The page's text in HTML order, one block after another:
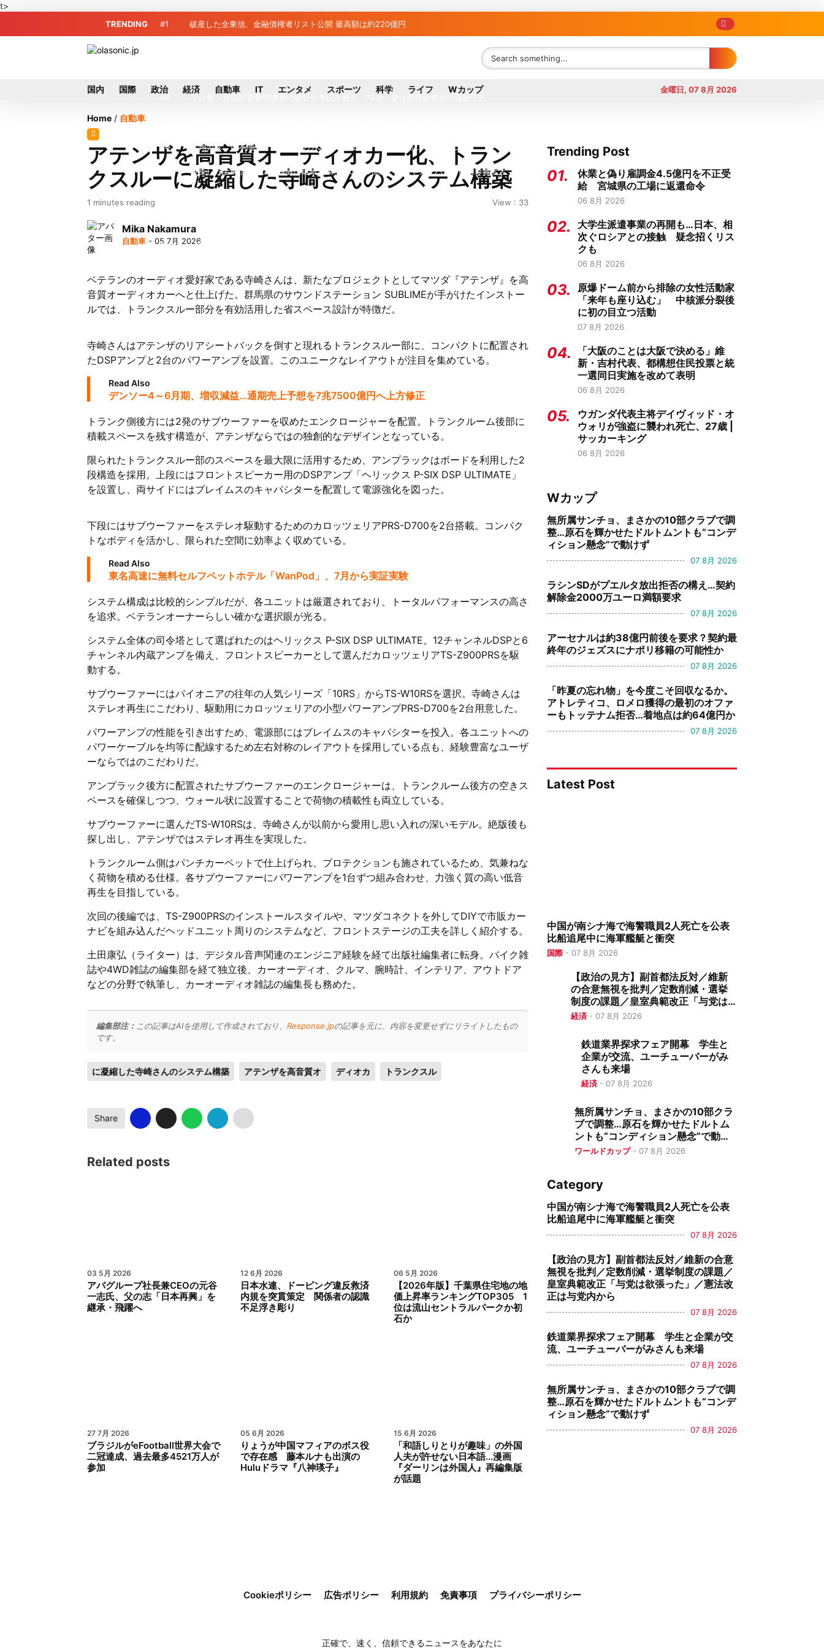
t>
TRENDING #1 破産した全東信、金融債権者リスト公開 最高額は約220億円
破産した全東信、債権者63金融機関リスト判明 銀行が半数、最大は近畿産業信組
#6 九州ガス、熊本地震で八代地区のガス供給停止 「2次災害防止」を理由に
破産した全東信、最大債権者は近畿産業信組の219億円 地銀やノンバンクにも影響拡大
#10 破産したカード決済代行大手「全東信」債権者リスト公開、金融機関63者の負債総額は1151億円
国内 国際 政治 経済 自動車 IT エンタメ スポーツ 科学 ライフ Wカップ 金曜日, 07 8月 2026
Home / 自動車
アテンザを高音質オーディオカー化、トラン
クスルーに凝縮した寺崎さんのシステム構築
1 minutes reading View : 33
Mika Nakamura
自動車 - 05 7月 2026
ベテランのオーディオ愛好家である寺崎さんは、新たなプロジェクトとしてマツダ『アテンザ』を高
音質オーディオカーへと仕上げた。群馬県のサウンドステーション SUBLIMEが手がけたインストー
ルでは、トランクスルー部分を有効活用した省スペース設計が特徴だ。
寺崎さんはアテンザのリアシートバックを倒すと現れるトランクスルー部に、コンパクトに配置され
たDSPアンプと2台のパワーアンプを設置。このユニークなレイアウトが注目を集めている。
Read Also
デンソー4～6月期、増収減益…通期売上予想を7兆7500億円へ上方修正
トランク側後方には2発のサブウーファーを収めたエンクロージャーを配置。トランクルーム後部に
積載スペースを残す構造が、アテンザならではの独創的なデザインとなっている。
限られたトランクスルー部のスペースを最大限に活用するため、アンプラックはボードを利用した2
段構造を採用。上段にはフロントスピーカー用のDSPアンプ「ヘリックス P-SIX DSP ULTIMATE」
を設置し、両サイドにはブレイムスのキャパシターを配置して電源強化を図った。
下段にはサブウーファーをステレオ駆動するためのカロッツェリアPRS-D700を2台搭載。コンパク
トなボディを活かし、限られた空間に効率よく収めている。
Read Also
東名高速に無料セルフペットホテル「WanPod」、7月から実証実験
システム構成は比較的シンプルだが、各ユニットは厳選されており、トータルパフォーマンスの高さ
を追求。ベテランオーナーらしい確かな選択眼が光る。
システム全体の司令塔として選ばれたのはヘリックス P-SIX DSP ULTIMATE。12チャンネルDSPと6
チャンネル内蔵アンプを備え、フロントスピーカーとして選んだカロッツェリアTS-Z900PRSを駆
動する。
サブウーファーにはパイオニアの往年の人気シリーズ「10RS」からTS-W10RSを選択。寺崎さんは
ステレオ再生にこだわり、駆動用にカロッツェリアの小型パワーアンプPRS-D700を2台用意した。
パワーアンプの性能を引き出すため、電源部にはブレイムスのキャパシターを投入。各ユニットへの
パワーケーブルを均等に配線するため左右対称のレイアウトを採用している点も、経験豊富なユーザ
ーならではのこだわりだ。
アンプラック後方に配置されたサブウーファーのエンクロージャーは、トランクルーム後方の空きス
ペースを確保しつつ、ウォール状に設置することで荷物の積載性も両立している。
サブウーファーに選んだTS-W10RSは、寺崎さんが以前から愛用し思い入れの深いモデル。絶版後も
探し出し、アテンザではステレオ再生を実現した。
トランクルーム側はパンチカーペットで仕上げられ、プロテクションも施されているため、気兼ねな
く荷物を積める仕様。各サブウーファーにパワーアンプを1台ずつ組み合わせ、力強く質の高い低音
再生を目指している。
次回の後編では、TS-Z900PRSのインストールスタイルや、マツダコネクトを外してDIYで市販カー
ナビを組み込んだヘッドユニット周りのシステムなど、フロントステージの工夫を詳しく紹介する。
土田康弘（ライター）は、デジタル音声関連のエンジニア経験を経て出版社編集者に転身。バイク雑
誌や4WD雑誌の編集部を経て独立後、カーオーディオ、クルマ、腕時計、インテリア、アウトドア
などの分野で執筆し、カーオーディオ雑誌の編集長も務めた。
編集部注： この記事はAIを使用して作成されており、 Response.jpの記事を元に、内容を変更せずにリライトしたもの
です。
に凝縮した寺崎さんのシステム構築 アテンザを高音質オ ディオカ トランクスル
Share
Related posts
03 5月 2026
アパグループ社長兼CEOの元谷
一志氏、父の志「日本再興」を
継承・飛躍へ
12 6月 2026
日本水連、ドーピング違反救済
内規を突貫策定 関係者の認識
不足浮き彫り
06 5月 2026
【2026年版】千葉県住宅地の地
価上昇率ランキングTOP305 1
位は流山セントラルパークか初
石か
27 7月 2026
ブラジルがeFootball世界大会で
二冠達成、過去最多4521万人が
参加
05 6月 2026
りょうが中国マフィアのボス役
で存在感 藤本ルナも出演の
Huluドラマ『八神瑛子』
15 6月 2026
「和語しりとりが趣味」の外国
人夫が許せない日本語…漫画
『ダーリンは外国人』再編集版
が話題
Trending Post
01.
休業と偽り雇調金4.5億円を不正受
給 宮城県の工場に返還命令
06 8月 2026
02.
大学生派遣事業の再開も…日本、相
次ぐロシアとの接触 疑念招くリス
クも
06 8月 2026
03.
原爆ドーム前から排除の女性活動家
「来年も座り込む」 中核派分裂後
に初の目立つ活動
07 8月 2026
04.
「大阪のことは大阪で決める」維
新・吉村代表、都構想住民投票と統
一選同日実施を改めて表明
06 8月 2026
05.
ウガンダ代表主将デイヴィッド・オ
ウォリが強盗に襲われ死亡、27歳 |
サッカーキング
06 8月 2026
Wカップ
無所属サンチョ、まさかの10部クラブで調
整…原石を輝かせたドルトムントも“コンデ
ィション懸念”で動けず
07 8月 2026
ラシンSDがプエルタ放出拒否の構え…契約
解除金2000万ユーロ満額要求
07 8月 2026
アーセナルは約38億円前後を要求？契約最
終年のジェズスにナポリ移籍の可能性か
07 8月 2026
「昨夏の忘れ物」を今度こそ回収なるか。
アトレティコ、ロメロ獲得の最初のオファ
ーもトッテナム拒否…着地点は約64億円か
07 8月 2026
Latest Post
中国が南シナ海で海警職員2人死亡を公表
比船追尾中に海軍艦艇と衝突
国際 - 07 8月 2026
【政治の見方】副首都法反対／維新
の合意無視を批判／定数削減・選挙
制度の課題／皇室典範改正「与党は
欲張った」／憲法改正は与党内から
経済- 07 8月 2026
鉄道業界探求フェア開幕 学生と
企業が交流、ユーチューバーがみ
さんも来場
経済- 07 8月 2026
無所属サンチョ、まさかの10部クラ
ブで調整…原石を輝かせたドルトム
ントも“コンディション懸念”で動け
ず
ワールドカップ-07 8月 2026
Category
中国が南シナ海で海警職員2人死亡を公表
比船追尾中に海軍艦艇と衝突
07 8月 2026
【政治の見方】副首都法反対／維新の合意
無視を批判／定数削減・選挙制度の課題／
皇室典範改正「与党は欲張った」／憲法改
正は与党内から
07 8月 2026
鉄道業界探求フェア開幕 学生と企業が交
流、ユーチューバーがみさんも来場
07 8月 2026
無所属サンチョ、まさかの10部クラブで調
整…原石を輝かせたドルトムントも“コンデ
ィション懸念”で動けず
07 8月 2026
Cookieポリシー 広告ポリシー 利用規約 免責事項 プライバシーポリシー
正確で、速く、信頼できるニュースをあなたに